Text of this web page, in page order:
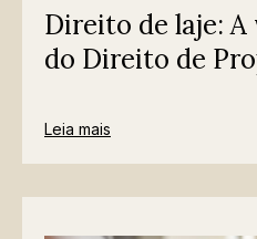
Direito de laje:
do Direito de
Leia mais